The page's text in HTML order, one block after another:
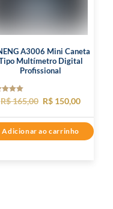
A3006 Mini Caneta
Multímetro Digital
Profissional
5.00
R$165,00 O
preço
original
R$ 150,00O
preço
atual
Adicionar ao carrinho